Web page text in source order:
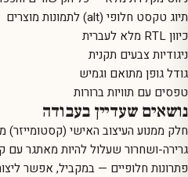
תיוג טקסט חלופי (alt) לתמונות מוצרים
כיוון RTL מלא לעברית
ניגודיות צבעים תקנית
גודל גופן מתואם וגמיש
טפסים עם תוויות ברורות
נושאים שעדיין בעבודה
חלק ממנוע העיצוב האישי
גרירה-ושחרור שעלול להיות מאתגר עם
פתרונות חלופיים — במקביל, אפשר